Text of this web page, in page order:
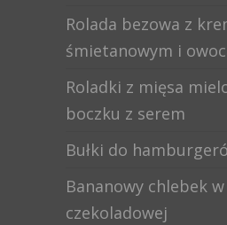
Rolada bezowa z
śmietanowym i
Roladki z mięsa
boczku z serem
Bułki do
Bananowy chlebek
czekoladowej